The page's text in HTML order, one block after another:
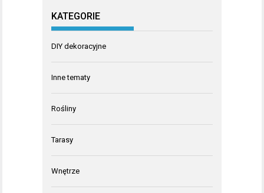
KATEGORIE
DIY dekoracyjne
Inne tematy
Rośliny
Tarasy
Wnętrze